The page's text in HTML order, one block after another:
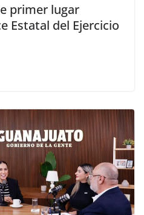
primer lugar
Estatal del Ejercicio